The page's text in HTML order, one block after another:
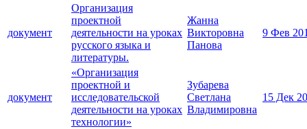
документ
Организация
проектной
деятельности на уроках
русского языка и
литературы.
Жанна
Викторовна
Панова
9 Фев
документ
«Организация
проектной и
исследовательской
деятельности на уроках
технологии»
Зубарева
Светлана
Владимировна
15 Дек